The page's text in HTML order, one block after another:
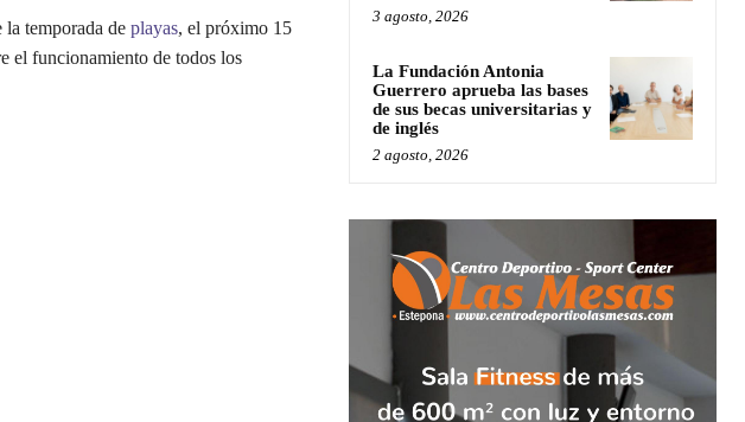
temporada de playas, el próximo 15
el funcionamiento de todos los
3 agosto, 2026
La Fundación Antonia
Guerrero aprueba las bases
de sus becas universitarias y
de inglés
2 agosto, 2026